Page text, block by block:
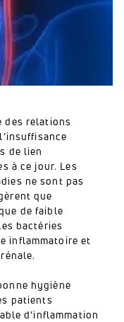
des relations
de lien
à ce jour. Les
ne sont pas
que
de faible
bactéries
inflammatoire et
hygiène
patients
d’inflammation